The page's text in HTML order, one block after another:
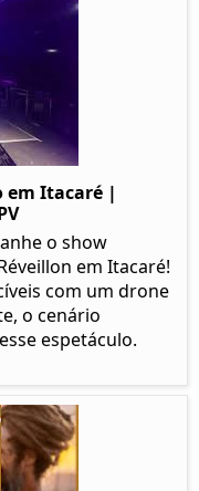
em Itacaré |
o show
em Itacaré!
com um drone
o cenário
espetáculo.